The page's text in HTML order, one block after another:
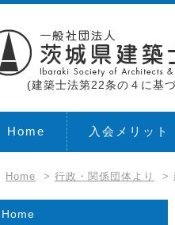
(建築士法第22条の４に基
Home 入会メリット
Home > 行政・関係団体より >
Home